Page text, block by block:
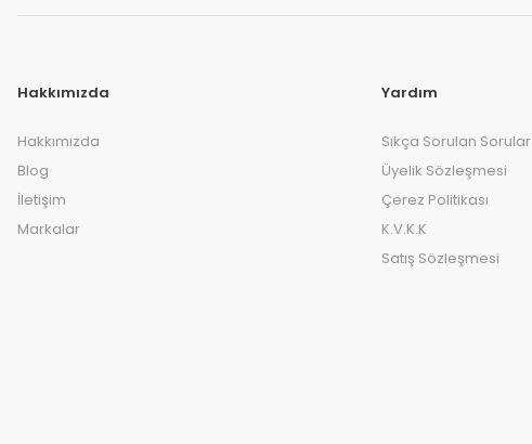
Hakkımızda
Hakkımızda
Blog
İletişim
Markalar
Yardım
Sıkça Sorulan Sorular
Üyelik Sözleşmesi
Çerez Politikası
K.V.K.K
Satış Sözleşmesi